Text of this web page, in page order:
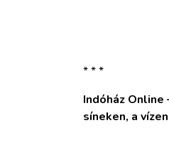
* * *
Indóház
síneken, a